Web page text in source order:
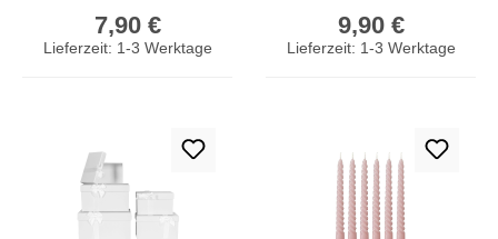
Spiralkerzen
Tischdeko
7,90 €
Lieferzeit: 1-3 Werktage
Tischdeko
Weihnachten
9,90 €
Lieferzeit: 1-3 Werktage